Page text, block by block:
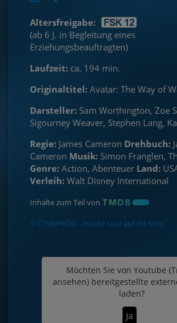
Altersfreigabe:
(ab 6 J. in Begleitung eines
Erziehungsbeauftragten)
Laufzeit: ca. 194 min.
Originaltitel: Avatar: The Way of
Darsteller: Sam Worthington, Zoe
Sigourney Weaver, Stephen Lang,
Regie: James Cameron Drehbuch:
Cameron Musik: Simon Franglen,
Genre: Action, Abenteuer Land:
Verleih: Walt Disney International
Inhalte zum Teil von
© CINEPROG ...macht Lust auf Ihr Kino!
Möchten Sie von Youtube
ansehen) bereitgestellte
laden?
Ja